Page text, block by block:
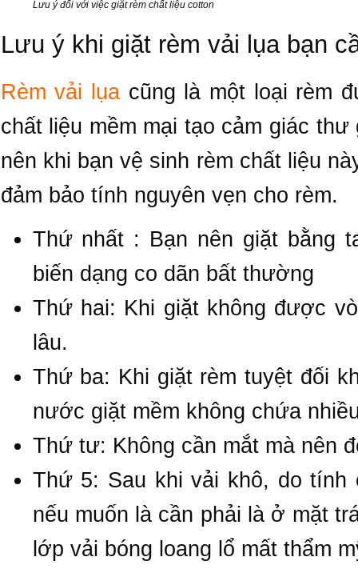
Lưu ý đối với việc giặt rèm chất liệu cotton
Lưu ý khi giặt rèm vải lụa bạn
Rèm vải lụacũng là một loại rèm
chất liệu mềm mại tạo cảm giác
nên khi bạn vệ sinh rèm chất liệu
đảm bảo tính nguyên vẹn cho rèm.
Thứ nhất : Bạn nên giặt bằng
biến dạng co dãn bất thường
Thứ hai: Khi giặt không được
lâu.
Thứ ba: Khi giặt rèm tuyệt đối
nước giặt mềm không chứa
Thứ tư: Không cần mắt mà nên
Thứ 5: Sau khi vải khô, do tính
nếu muốn là cần phải là ở mặt
lớp vải bóng loang lổ mất thẩm